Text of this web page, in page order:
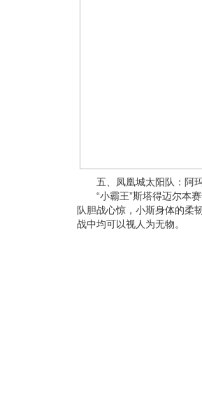
五、凤凰城太阳队：阿玛
“小霸王”斯塔得迈尔本赛
队胆战心惊，小斯身体的柔
战中均可以视人为无物。